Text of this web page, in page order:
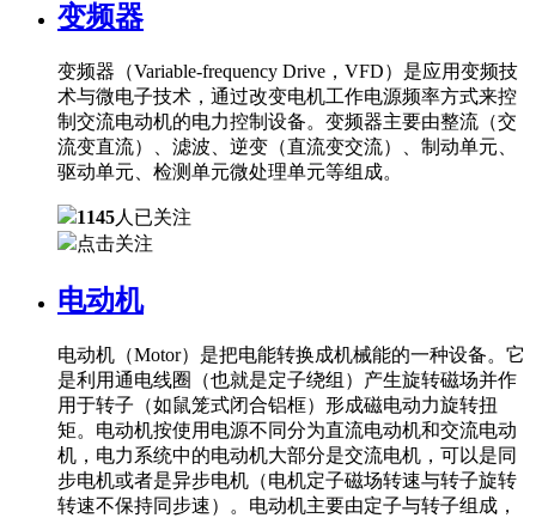
变频器
变频器（Variable-frequency Drive，VFD）是应用变频技
术与微电子技术，通过改变电机工作电源频率方式来控
制交流电动机的电力控制设备。变频器主要由整流（交
流变直流）、滤波、逆变（直流变交流）、制动单元、
驱动单元、检测单元微处理单元等组成。
1145人已关注
点击关注
电动机
电动机（Motor）是把电能转换成机械能的一种设备。它
是利用通电线圈（也就是定子绕组）产生旋转磁场并作
用于转子（如鼠笼式闭合铝框）形成磁电动力旋转扭
矩。电动机按使用电源不同分为直流电动机和交流电动
机，电力系统中的电动机大部分是交流电机，可以是同
步电机或者是异步电机（电机定子磁场转速与转子旋转
转速不保持同步速）。电动机主要由定子与转子组成，